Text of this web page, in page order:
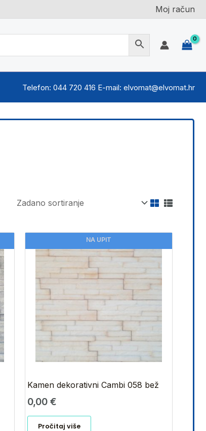
Moj račun
Telefon: 044 720 416 E-mail: elvomat@elvomat.hr
NA UPIT
Kamen dekorativni Cambi 058 bež
0,00 €
Pročitaj više